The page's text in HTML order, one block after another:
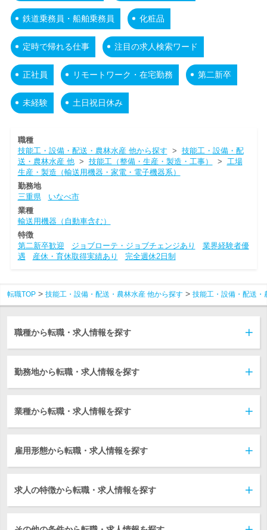
鉄道乗務員・船舶乗務員 化粧品
定時で帰れる仕事 注目の求人検索ワード
正社員 リモートワーク・在宅勤務 第二新卒
未経験 土日祝日休み
職種
技能工・設備・配送・農林水産 他から探す > 技能工・設備・配
送・農林水産 他> 技能工（整備・生産・製造・工事） > 工場
生産・製造（輸送用機器・家電・電子機器系）
勤務地
三重県
いなべ市
業種
輸送用機器（自動車含む）
特徴
第二新卒歓迎
ジョブローテ・ジョブチェンジあり
業界経験者優
遇
産休・育休取得実績あり 完全週休2日制
転職TOP 技能工・設備・配送・農林水産 他から探す 技能工・設備・配送・
職種から転職・求人情報を探す
勤務地から転職・求人情報を探す
業種から転職・求人情報を探す
雇用形態から転職・求人情報を探す
求人の特徴から転職・求人情報を探す